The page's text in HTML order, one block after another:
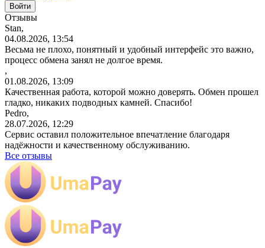
Отзывы
Stan,
04.08.2026, 13:54
Весьма не плохо, понятный и удобный интерфейс это важно,
процесс обмена занял не долгое время.
,
01.08.2026, 13:09
Качественная работа, которой можно доверять. Обмен прошел
гладко, никаких подводных камней. Спасибо!
Pedro,
28.07.2026, 12:29
Сервис оставил положительное впечатление благодаря
надёжности и качественному обслуживанию.
Все отзывы